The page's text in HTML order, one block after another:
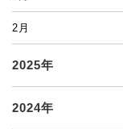
2月
2025年
2024年